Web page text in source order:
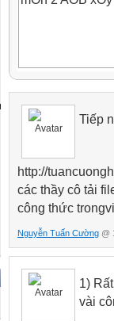
show/entry_id/
Tiếp
http://
các thầy cô tải
công thức
Nguyễn Tuấn Cường @
1)
vài